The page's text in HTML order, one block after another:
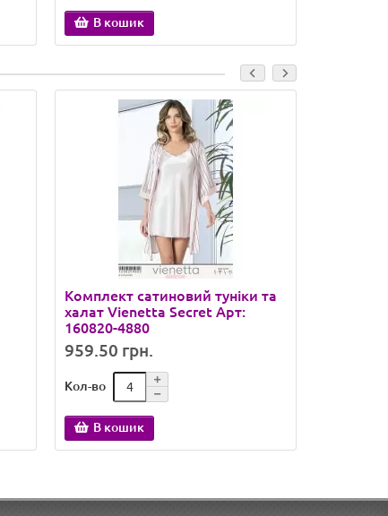
В кошик
Комплект сатиновий туніки та
халат Vienetta Secret Арт:
160820-4880
959.50 грн.
Кол-во
В кошик